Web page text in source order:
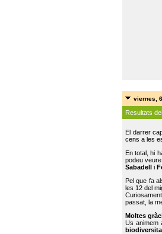
viernes,
Resultats
El darrer
cens a les
En total, hi
podeu veure
Sabadell i
Pel que fa
les 12 del
passat, la
Moltes
Us animem